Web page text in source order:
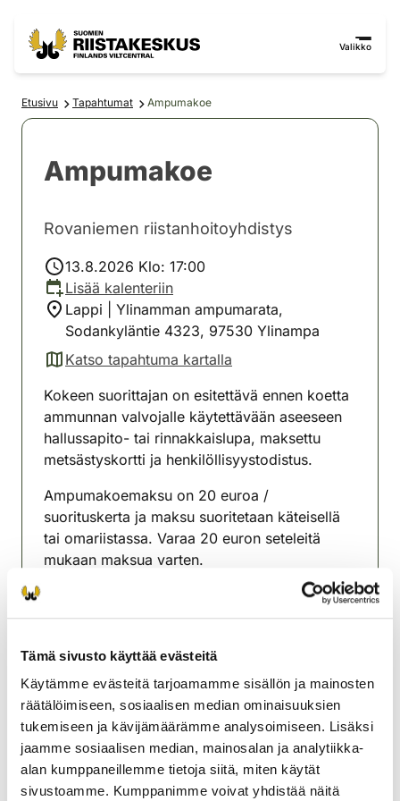
Tämä sivusto käyttää evästeitä
Käytämme evästeitä tarjoamamme sisällön ja mainosten
räätälöimiseen, sosiaalisen median ominaisuuksien
tukemiseen ja kävijämäärämme analysoimiseen. Lisäksi
jaamme sosiaalisen median, mainosalan ja analytiikka-
alan kumppaneillemme tietoja siitä, miten käytät
sivustoamme. Kumppanimme voivat yhdistää näitä
Valikko
Etusivu Tapahtumat Ampumakoe
Ampumakoe
Rovaniemen riistanhoitoyhdistys
13.8.2026 Klo: 17:00
Lisää kalenteriin
Lappi | Ylinamman ampumarata,
Sodankyläntie 4323, 97530 Ylinampa
Katso tapahtuma kartalla
(avautuu uuteen välilehteen)
Kokeen suorittajan on esitettävä ennen koetta
ammunnan valvojalle käytettävään aseeseen
hallussapito- tai rinnakkaislupa, maksettu
metsästyskortti ja henkilöllisyystodistus.
Ampumakoemaksu on 20 euroa /
suorituskerta ja maksu suoritetaan käteisellä
tai omariistassa. Varaa 20 euron seteleitä
mukaan maksua varten.
Ampumakokeeseen on ilmoittauduttava
koepaikalla viimeistään 2 tunnin kuluessa
Rovaniemen riistanhoitoyhdistys
Lappi
rovaniemi@rhy.riista.fi